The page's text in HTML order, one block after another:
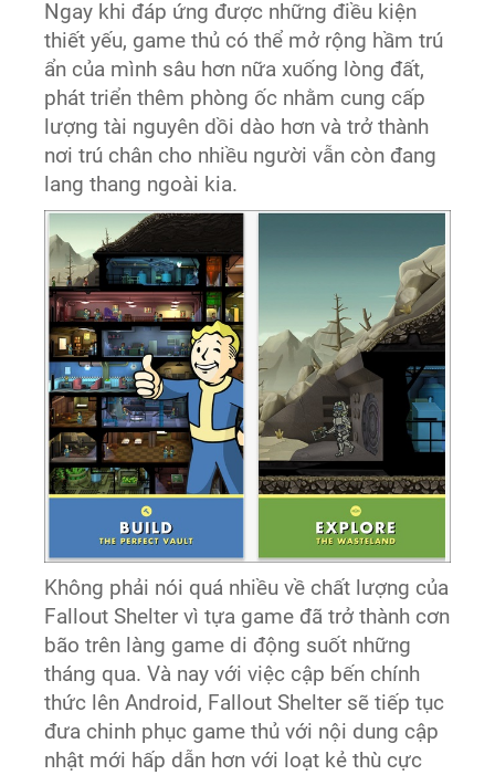
Ngay khi đáp ứng được những điều kiện
thiết yếu, game thủ có thể mở rộng hầm trú
ẩn của mình sâu hơn nữa xuống lòng đất,
phát triển thêm phòng ốc nhằm cung cấp
lượng tài nguyên dồi dào hơn và trở thành
nơi trú chân cho nhiều người vẫn còn đang
lang thang ngoài kia.
Không phải nói quá nhiều về chất lượng của
Fallout Shelter vì tựa game đã trở thành cơn
bão trên làng game di động suốt những
tháng qua. Và nay với việc cập bến chính
thức lên Android, Fallout Shelter sẽ tiếp tục
đưa chinh phục game thủ với nội dung cập
nhật mới hấp dẫn hơn với loạt kẻ thù cực